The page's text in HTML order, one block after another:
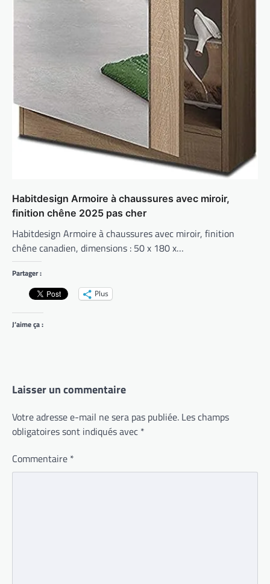
Habitdesign Armoire à chaussures avec miroir,
finition chêne 2025 pas cher
Habitdesign Armoire à chaussures avec miroir, finition
chêne canadien, dimensions : 50 x 180 x…
Partager :
Plus
J’aime ça :
Laisser un commentaire
Votre adresse e-mail ne sera pas publiée. Les champs
obligatoires sont indiqués avec *
Commentaire *